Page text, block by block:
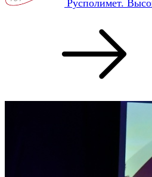
Русполимет.